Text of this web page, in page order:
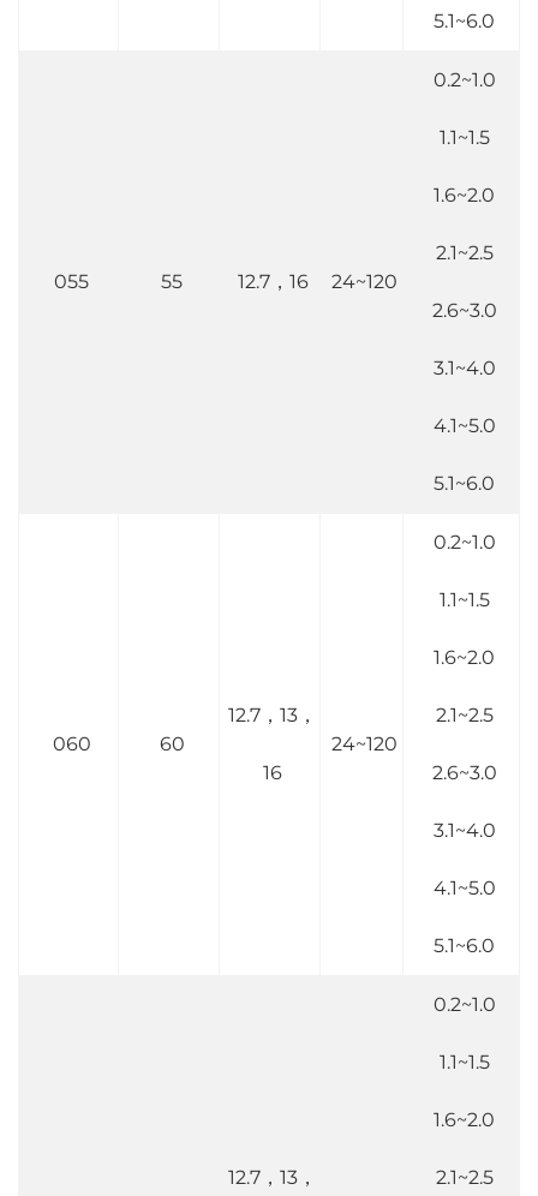
5.1~6.0
055 55 12.7，16 24~120
0.2~1.0
1.1~1.5
1.6~2.0
2.1~2.5
2.6~3.0
3.1~4.0
4.1~5.0
5.1~6.0
060 60
12.7，13，
16
24~120
0.2~1.0
1.1~1.5
1.6~2.0
2.1~2.5
2.6~3.0
3.1~4.0
4.1~5.0
5.1~6.0
12.7，13，
0.2~1.0
1.1~1.5
1.6~2.0
2.1~2.5